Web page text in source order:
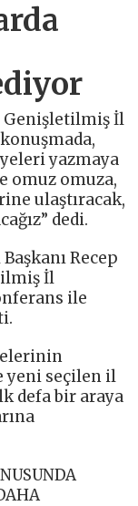
Genişletilmiş İl
konuşmada,
yazmaya
omuz omuza,
ulaştıracak,
dedi.
Recep
İl
ile
yeni seçilen il
defa bir araya